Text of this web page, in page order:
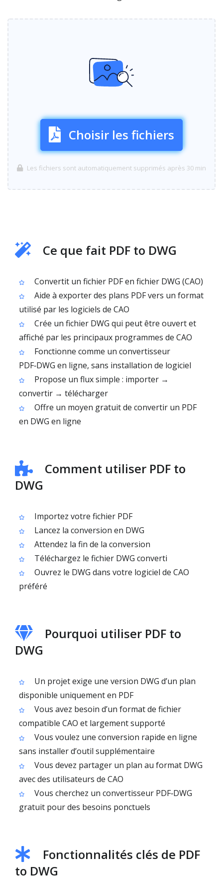
Choisir les fichiers
Les fichiers sont automatiquement supprimés après 30 min
Ce que fait PDF to DWG
Convertit un fichier PDF en fichier DWG (CAO)
Aide à exporter des plans PDF vers un format
utilisé par les logiciels de CAO
Crée un fichier DWG qui peut être ouvert et
affiché par les principaux programmes de CAO
Fonctionne comme un convertisseur
PDF‑DWG en ligne, sans installation de logiciel
Propose un flux simple : importer →
convertir → télécharger
Offre un moyen gratuit de convertir un PDF
en DWG en ligne
Comment utiliser PDF to
DWG
Importez votre fichier PDF
Lancez la conversion en DWG
Attendez la fin de la conversion
Téléchargez le fichier DWG converti
Ouvrez le DWG dans votre logiciel de CAO
préféré
Pourquoi utiliser PDF to
DWG
Un projet exige une version DWG d’un plan
disponible uniquement en PDF
Vous avez besoin d’un format de fichier
compatible CAO et largement supporté
Vous voulez une conversion rapide en ligne
sans installer d’outil supplémentaire
Vous devez partager un plan au format DWG
avec des utilisateurs de CAO
Vous cherchez un convertisseur PDF‑DWG
gratuit pour des besoins ponctuels
Fonctionnalités clés de PDF
to DWG